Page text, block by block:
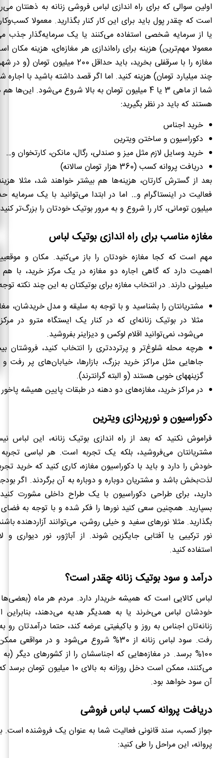
اولین سوالی که برای راه اندازی لباس فروشی زنانه به ذهنتان
است که چقدر پول باید برای این کار کنار بگذارید. معمولا
یا از سرمایه شخصی استفاده می‌کنند یا یک سرمایه‌گذار جذب
معمولا مهم‌ترین) هزینه برای راه‌اندازی هر مغازه‌ای، هزینه مکان
مغازه را با سرقفلی بخرید، باید حداقل 200
چند میلیارد تومان) هزینه کنید. اما اگر قصد داشته باشید با اجاره
هستند که باید در نظر بگیرید:
خرید اجناس
دکوراسیون و ساختن ویترین
خرید وسایل لازم مثل میز و صندلی، رگال، مانکن، کارتخوان و…
دریافت پروانه کسب (360 هزار تومان سالانه)
بعد از گسترش کارتان، هزینه‌ها هم بیشتر خواهند شد، مثلا
میلیون تومانی، کار را شروع و به مرور بوتیک خودتان را بزرگ‌تر
مغازه مناسب برای راه اندازی بوتیک لباس
مهم است که کجا مغازه خودتان را باز می‌کنید. مکان و
اهمیت دارد که گاهی اجاره دو مغازه در یک مرکز خرید، با
میلیونی دارند. در انتخاب مغازه برای بوتیکتان به این چند نکته
مشتریانتان را بشناسید و با توجه به سلیقه و مدل خریدشان،
می‌شود، نمی‌توانید اقلام لوکس و دیزاینر بفروشید.
هرچه محله شلوغ‌تر و پرترددتری را انتخاب کنید، فروشتان
جاهایی مثل مراکز خرید بزرگ، بازارها، خیابان‌های پر
گزینه‎های خوبی هستند (و البته گران‎ترند).
در مراکز خرید، مغازه‌های دو دهنه در طبقات پایین همیشه
دکوراسیون و نورپردازی ویترین
فراموش نکنید که بعد از راه اندازی بوتیک زنانه، این لباس
مشتریانتان می‌فروشید، بلکه یک تجربه است. هر لباسی
خودش را دارد و باید با دکوراسیون مغازه، کاری کنید که خرید
لذت‌بخش باشد و مشتریان دوباره و دوباره به آن برگردند. اگر
دارید، برای طراحی دکوراسیون با یک طراح داخلی مشورت
بسپارید. همچنین سعی کنید نورها را فکر شده و با توجه به
بگذارید. مثلا نورهای سفید و خیلی روشن، می‌توانند آزاردهنده
نور ترکیبی یا آفتابی جایگزین شوند. از آباژور، نور دیواری و
استفاده کنید.
درآمد و سود بوتیک زنانه چقدر است؟
لباس کالایی است که همیشه خریدار دارد. مردم هر ماه
خودشان لباس می‌خرند یا به همدیگر هدیه می‌دهند، بنابراین
زنانه‌تان اجناس به روز و باکیفیتی عرضه کند، حتما درآمدتان رو
رفت. سود لباس زنانه از 30% شروع می‌شود و در
100% برسد. در مغازه‌هایی که اجناسشان را از کشورهای دیگر (به
می‌کنند، ممکن است دخل روزانه به بالای 10
آن سود خواهد بود.
دریافت پروانه کسب لباس فروشی
جواز کسب، سند قانونی فعالیت شما به عنوان یک فروشنده است.
پروانه، این مراحل را طی کنید: